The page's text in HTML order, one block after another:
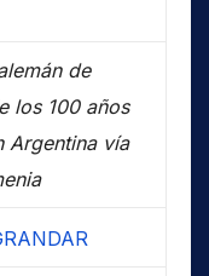
de
los 100 años
Argentina vía